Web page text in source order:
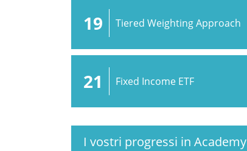
19 Tiered Weighting Approach
21 Fixed Income ETF
I vostri progressi in Academy